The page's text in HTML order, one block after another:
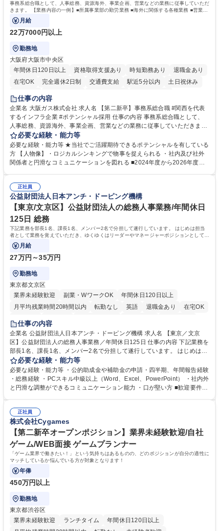
事務系総合職として、人事総務、資源海外、事業企画、営業などの業務に従事していただ
きます。 【業務内容の一例】■所属事業部の勤労業務 ■海外に関係する各種業務 ■営業部
門の企画スタッフ、ルート営業
月給
22万7000円以上
勤務地
大阪府大阪市中央区
年間休日120日以上
資格取得支援あり 時短勤務あり
退職金あり
在宅OK
完全週休2日制 交通費支給 駅近5分以内
土日祝休み
服装自由
第二新卒歓迎
仕事の内容
企業名 大阪ガス株式会社 求人名 【第二新卒】事務系総合職 #関西を代表
するインフラ企業 #ポテンシャル採用 仕事の内容 事務系総合職として、
人事総務、資源海外、事業企画、営業などの業務に従事していただきま
す。 【業務内容の一例】■所属事業部の勤労業務 ■海外に関係する各種業
務 ■営業部門の企画スタッフ、ルート営業 【キャリアパス】入社後の配属
ポジションで一定期間ご活躍頂いた後、本人の適性及び将来のキャリアを
鑑みてジョブローテーションを行います。 【育成】OJTでの現場育成や研
表するインフラ企業 #ポテンシャル採用
必要な経験・能力等
必要な経験・能力等 ★当社でご活躍期待できるポテンシャルを有している
方 【人物像】・ロジカルシンキングで物事を捉えられる ・社内及び社外
関係者と円滑なコミュニケーションを図れる ■2024年度から2026年度ま
72.html ■エネルギーセキュリティの不安定化や気候変動による自然災害の
甚大化など、これまで以上に社会課題解決の重要性が高まっています。
「未来の日常」の創造に向けて持続可能な社会の実現に貢献してまいりま
す。 学歴・資格 学歴：大学院 大学 語学力： 資格：
正社員
公益財団法人日本アンチ・ドーピング機構
【東京/文京区】公益財団法人の総務人事業務/年間休日
125日 総務
下記業務を部長1名、課長1名、メンバー2名で分担して遂行しています。 はじめは担当
者として業務を覚えていただき、ゆくゆくはリーダーやマネージャーポジションとして活
躍いただくことを期待しています。
月給
27万円～35万円
勤務地
東京都文京区
業界未経験歓迎
副業・WワークOK
年間休日120日以上
月平均残業時間20時間以内
転勤なし 英語 退職金あり
在宅OK
賞与あり
育休あり
食事補助あり
仕事の内容
企業名 公益財団法人日本アンチ・ドーピング機構 求人名 【東京／文京
区】公益財団法人の総務人事業務／年間休日125日 仕事の内容 下記業務を
部長1名、課長1名、メンバー2名で分担して遂行しています。 はじめは担
当者として業務を覚えていただき、ゆくゆくはリーダーやマネージャーポ
ジションとして活躍いただくことを期待しています。 【総務・人事グルー
プの業務内容】 ・人事制度関連 ・採用活動 ・教育研修の企画、実行 ・勤
怠管理 ・官公庁への各種提出 ・法定の会議運営（評議員会、理事会） ・
管理 ・福利厚生関連 ・職員からの問合せ、相談対応 ・その他日常の総務
業務全般 募集職種 【東京／文京区】公益財団法人の総務人事業務／年間
休日125日
必要な経験・能力等
必要な経験・能力等 ・公的助成金や補助金の申請・四半期、年間報告経験
・総務経験 ・PCスキル中級以上（Word、Excel、PowerPoint） ・社内外
と円滑な調整ができるコミュニケーション能力 ・口が堅い方 ■歓迎要件
正社員
株式会社Cygames
【第二新卒オープンポジション】業界未経験歓迎/自社
ゲーム/WEB面接 ゲームプランナー
「ゲーム業界で働きたい！」という気持ちはあるものの、どのポジションが自分の適性に
マッチしているか悩んでいる方が対象となります！
年俸
450万円以上
勤務地
東京都渋谷区
業界未経験歓迎
ランチタイム
年間休日120日以上